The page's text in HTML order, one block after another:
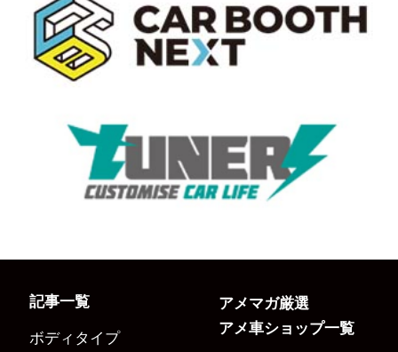
記事一覧
ボディタイプ
アメマガ厳選
アメ車ショップ一覧